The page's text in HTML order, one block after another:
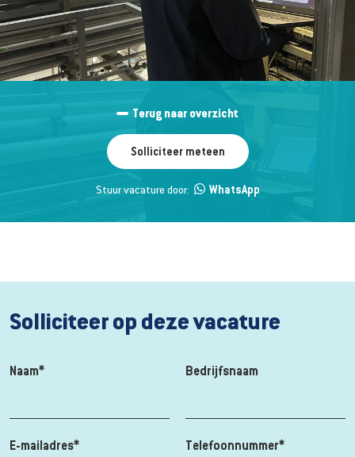
Terug naar overzicht
Solliciteer meteen
Stuur vacature door: WhatsApp
Solliciteer op deze vacature
Naam* Bedrijfsnaam
E-mailadres* Telefoonnummer*